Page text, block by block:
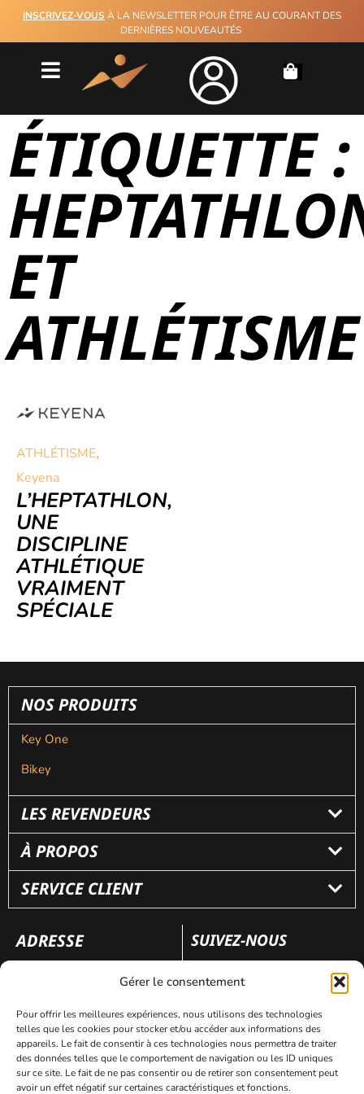
Gérer le consentement
Pour offrir les meilleures expériences, nous utilisons des technologies
telles que les cookies pour stocker et/ou accéder aux informations des
appareils. Le fait de consentir à ces technologies nous permettra de traiter
des données telles que le comportement de navigation ou les ID uniques
sur ce site. Le fait de ne pas consentir ou de retirer son consentement peut
avoir un effet négatif sur certaines caractéristiques et fonctions.
INSCRIVEZ-VOUS À LA NEWSLETTER POUR ÊTRE AU COURANT DES
DERNIÈRES NOUVEAUTÉS
ÉTIQUETTE :
ET
ATHLÉTISME
ATHLÉTISME,
Keyena
L’HEPTATHLON,
UNE
DISCIPLINE
ATHLÉTIQUE
VRAIMENT
SPÉCIALE
NOS PRODUITS
Key One
Bikey
LES REVENDEURS
À PROPOS
SERVICE CLIENT
ADRESSE
110 rue Frédéric Fays
SUIVEZ-NOUS
Mentions légales Politique de confidentialité